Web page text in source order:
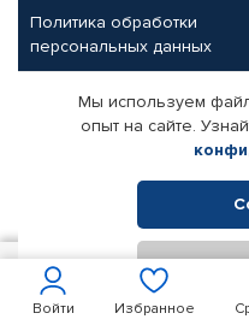
Войти Избранное
Политика обработки
персональных данных
Партнерам
Корпоративным клиентам
Поставщикам
© КАМАЗ ЦЕНТР ДОНЕЦК,
Интернет-магазин
Мы используем
опыт на сайте.
1 305